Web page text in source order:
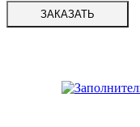
ЗАКАЗАТЬ